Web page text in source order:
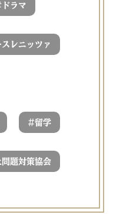
ドラマ
スレニッツァ
#留学
問題対策協会